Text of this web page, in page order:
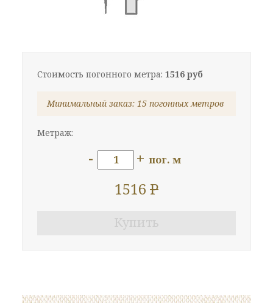
Стоимость погонного метра: 1516 руб
Минимальный заказ: 15 погонных метров
Метраж:
- + пог. м
1516 P
Купить